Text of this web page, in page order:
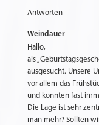
Antworten
Weindauer
Hallo,
als
ausgesucht. Unsere
vor allem das
und konnten fast
Die Lage ist sehr
man mehr? Sollten